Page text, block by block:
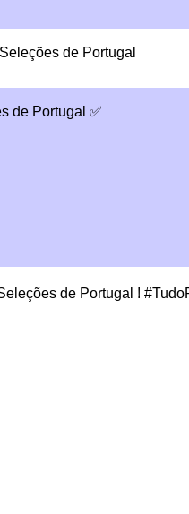
de Portugal
de Portugal ✅
de Portugal !